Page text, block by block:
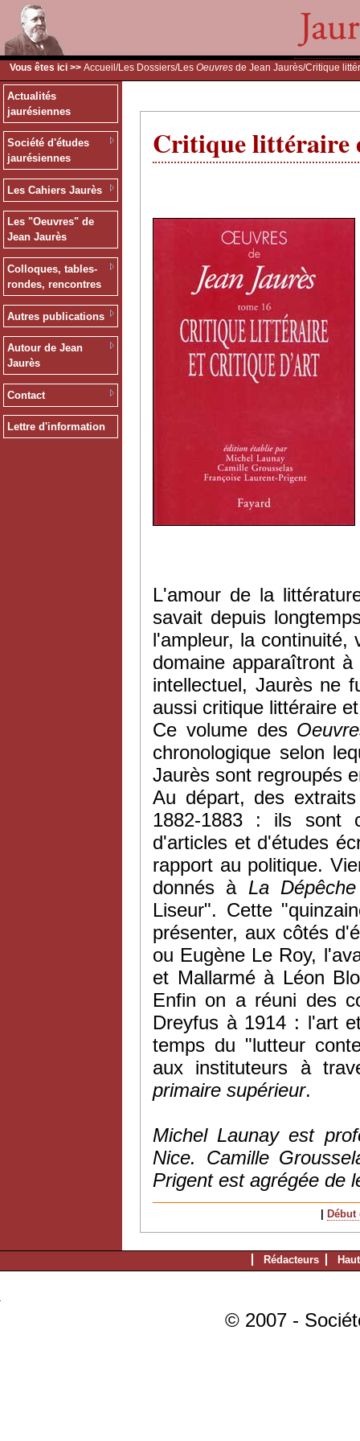
Vous êtes ici >> Accueil /Les Dossiers/Les Oeuvres de Jean Jaurès/Critique
Actualités
jaurésiennes
Société d'études
jaurésiennes
Les Cahiers Jaurès
Les "Oeuvres" de
Jean Jaurès
Colloques, tables-
rondes, rencontres
Autres publications
Autour de Jean
Jaurès
Contact
Lettre d'information
Critique littéraire
L'amour de la
savait depuis
l'ampleur, la continuité,
domaine apparaîtront
intellectuel, Jaurès ne
aussi critique littéraire
Ce volume des
chronologique selon
Jaurès sont regroupés
Au départ, des
1882-1883 : ils sont
d'articles et d'études
rapport au politique.
donnés à La Dépêche
Liseur". Cette
présenter, aux côtés
ou Eugène Le Roy,
et Mallarmé à Léon
Enfin on a réuni des
Dreyfus à 1914 : l'art
temps du "lutteur
aux instituteurs à
primaire supérieur.
Michel Launay est
Nice. Camille
Prigent est agrégée de
Rédacteurs
© 2007 -